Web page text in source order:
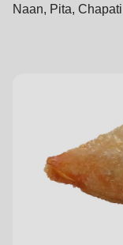
Naan, Pita,